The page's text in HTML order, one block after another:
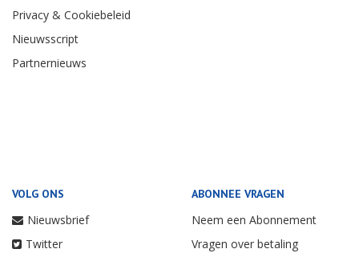
Privacy & Cookiebeleid
Nieuwsscript
Partnernieuws
VOLG ONS
Nieuwsbrief
Twitter
ABONNEE VRAGEN
Neem een Abonnement
Vragen over betaling